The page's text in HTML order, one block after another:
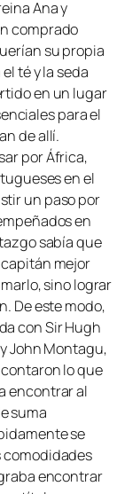
Ana y
comprado
su propia
té y la seda
en un lugar
para el
de allí.
por África,
en el
un paso por
en
sabía que
mejor
sino lograr
De este modo,
con Sir Hugh
John Montagu,
lo que
encontrar al
suma
se
comodidades
encontrar